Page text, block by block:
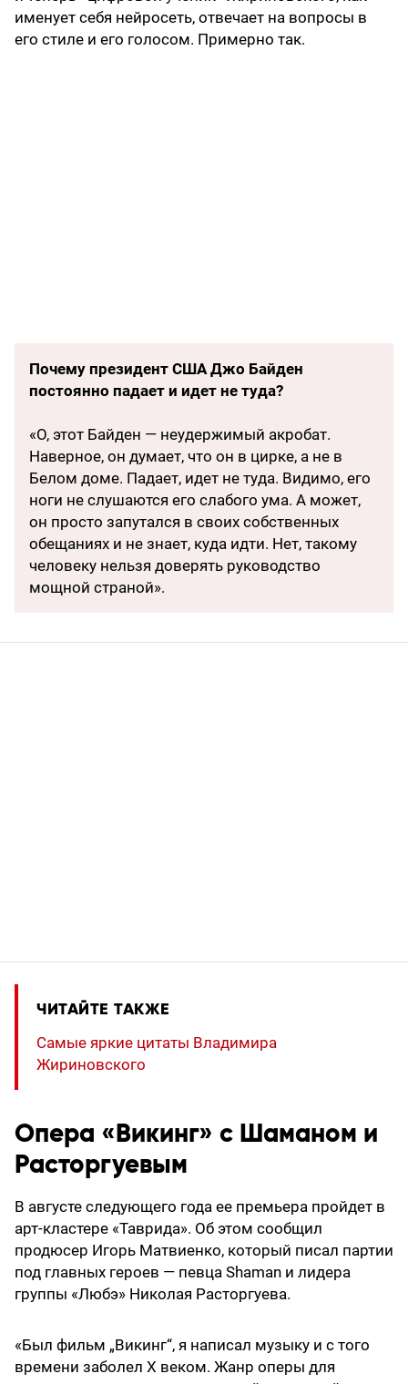
именует себя нейросеть, отвечает на вопросы в
его стиле и его голосом. Примерно так.
Почему президент США Джо Байден
постоянно падает и идет не туда?
«О, этот Байден — неудержимый акробат.
Наверное, он думает, что он в цирке, а не в
Белом доме. Падает, идет не туда. Видимо, его
ноги не слушаются его слабого ума. А может,
он просто запутался в своих собственных
обещаниях и не знает, куда идти. Нет, такому
человеку нельзя доверять руководство
мощной страной».
ЧИТАЙТЕ ТАКЖЕ
Самые яркие цитаты Владимира
Жириновского
Опера «Викинг» с Шаманом и
Расторгуевым
В августе следующего года ее премьера пройдет в
арт-кластере «Таврида». Об этом сообщил
продюсер Игорь Матвиенко, который писал партии
под главных героев — певца Shaman и лидера
группы «Любэ» Николая Расторгуева.
«Был фильм „Викинг“, я написал музыку и с того
времени заболел X веком. Жанр оперы для